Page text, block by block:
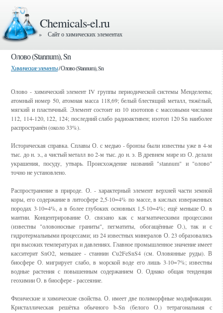
Chemicals-el.ru
» Сайт о химических элементах
Олово (Stannum), Sn
Химические элементы/ Олово (Stannum), Sn
Олово - химический элемент IV группы периодической системы Менделеева;
атомный номер 50, атомная масса 118,69; белый блестящий металл, тяжёлый,
мягкий и пластичный. Элемент состоит из 10 изотопов с массовыми числами
112, 114-120, 122, 124; последний слабо радиоактивен; изотоп 120 Sn наиболее
распространён (около 33%).
Историческая справка. Сплавы О. с медью - бронзы были известны уже в 4-м
тыс. до н. э., а чистый металл во 2-м тыс. до н. э. В древнем мире из О. делали
украшения, посуду, утварь. Происхождение названий "stannum" и "олово"
точно не установлено.
Распространение в природе. О. - характерный элемент верхней части земной
коры, его содержание в литосфере 2,5·10=4% по массе, в кислых изверженных
породах 3·10=4%, а в более глубоких основных 1,5·10=4%; ещё меньше О. в
мантии. Концентрирование О. связано как с магматическими процессами
(известны "оловоносные граниты", пегматиты, обогащённые О.), так и с
гидротермальными процессами; из 24 известных минералов О. 23 образовались
при высоких температурах и давлениях. Главное промышленное значение имеет
касситерит SnO2, меньшее - станнин Cu2FeSnS4 (см. Оловянные руды). В
биосфере О. мигрирует слабо, в морской воде его лишь 3·10=7%; известны
водные растения с повышенным содержанием О. Однако общая тенденция
геохимии О. в биосфере - рассеяние.
Физические и химические свойства. О. имеет две полиморфные модификации.
Кристаллическая решётка обычного b-Sn (белого О.) тетрагональная с